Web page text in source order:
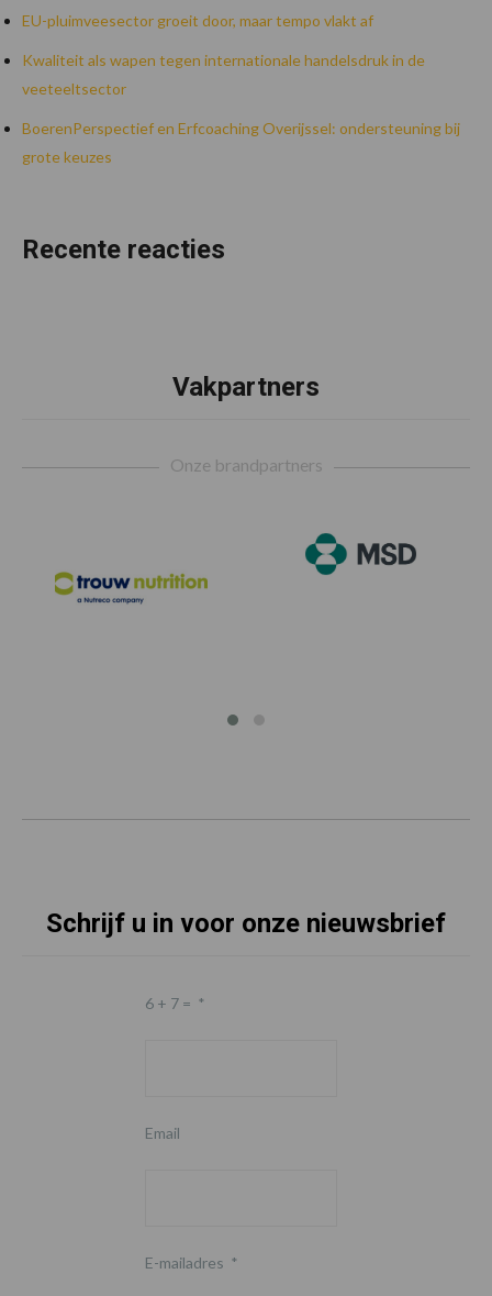
EU-pluimveesector groeit door, maar tempo vlakt af
Kwaliteit als wapen tegen internationale handelsdruk in de
veeteeltsector
BoerenPerspectief en Erfcoaching Overijssel: ondersteuning bij
grote keuzes
Recente reacties
Vakpartners
Onze brandpartners
Schrijf u in voor onze nieuwsbrief
6 + 7 = *
Email
E-mailadres *